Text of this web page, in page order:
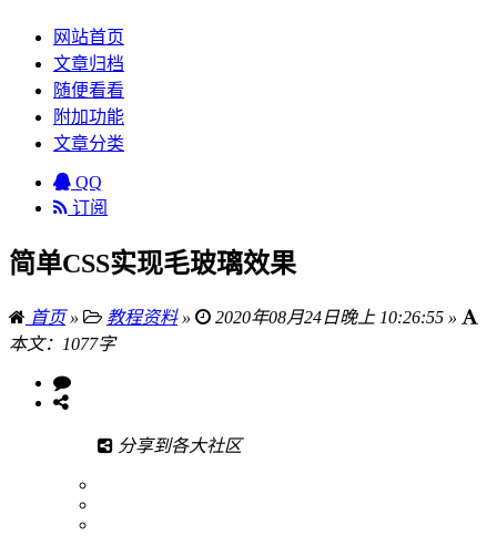
网站首页
文章归档
随便看看
附加功能
文章分类
QQ
订阅
简单CSS实现毛玻璃效果
首页» 教程资料»
2020年08月24日晚上 10:26:55 »
本文：1077字
分享到各大社区